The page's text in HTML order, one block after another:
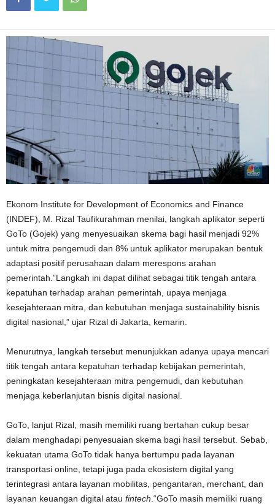
Ekonom Institute for Development of Economics and Finance
(INDEF), M. Rizal Taufikurahman menilai, langkah aplikator seperti
GoTo (Gojek) yang menyesuaikan skema bagi hasil menjadi 92%
untuk mitra pengemudi dan 8% untuk aplikator merupakan bentuk
adaptasi positif perusahaan dalam merespons arahan
pemerintah.”Langkah ini dapat dilihat sebagai titik tengah antara
kepatuhan terhadap arahan pemerintah, upaya menjaga
kesejahteraan mitra, dan kebutuhan menjaga sustainability bisnis
digital nasional,” ujar Rizal di Jakarta, kemarin.
Menurutnya, langkah tersebut menunjukkan adanya upaya mencari
titik tengah antara kepatuhan terhadap kebijakan pemerintah,
peningkatan kesejahteraan mitra pengemudi, dan kebutuhan
menjaga keberlanjutan bisnis digital nasional.
GoTo, lanjut Rizal, masih memiliki ruang bertahan cukup besar
dalam menghadapi penyesuaian skema bagi hasil tersebut. Sebab,
kekuatan utama GoTo tidak hanya bertumpu pada layanan
transportasi online, tetapi juga pada ekosistem digital yang
terintegrasi antara layanan mobilitas, pengantaran, merchant, dan
layanan keuangan digital atau fintech .“GoTo masih memiliki ruang